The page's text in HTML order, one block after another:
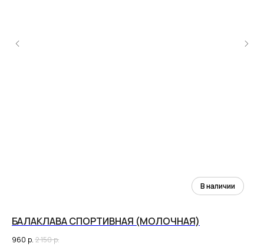
БАЛАКЛАВА СПОРТИВНАЯ (МОЛОЧНАЯ)
960 р. 2 150р.